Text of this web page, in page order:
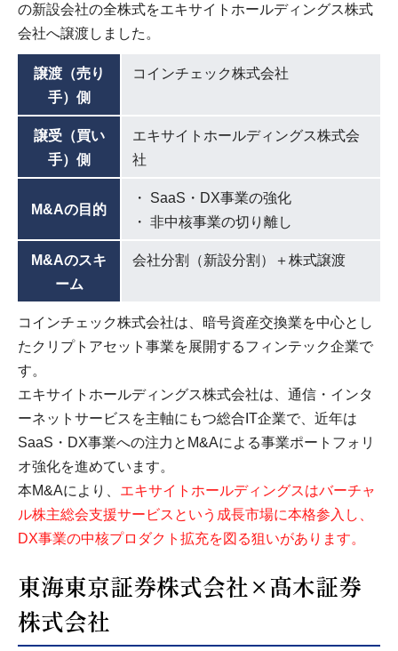
の新設会社の全株式をエキサイトホールディングス株式
会社へ譲渡しました。
譲渡（売り
手）側
コインチェック株式会社
譲受（買い
手）側
エキサイトホールディングス株式会
社
M&Aの目的
SaaS・DX事業の強化
非中核事業の切り離し
M&Aのスキ
ーム
会社分割（新設分割）＋株式譲渡
コインチェック株式会社は、暗号資産交換業を中心とし
たクリプトアセット事業を展開するフィンテック企業で
す。
エキサイトホールディングス株式会社は、通信・インタ
ーネットサービスを主軸にもつ総合IT企業で、近年は
SaaS・DX事業への注力とM&Aによる事業ポートフォリ
オ強化を進めています。
本M&Aにより、 エキサイトホールディングスはバーチャ
ル株主総会支援サービスという成長市場に本格参入し、
DX事業の中核プロダクト拡充を図る狙いがあります。
東海東京証券株式会社×髙木証券
株式会社